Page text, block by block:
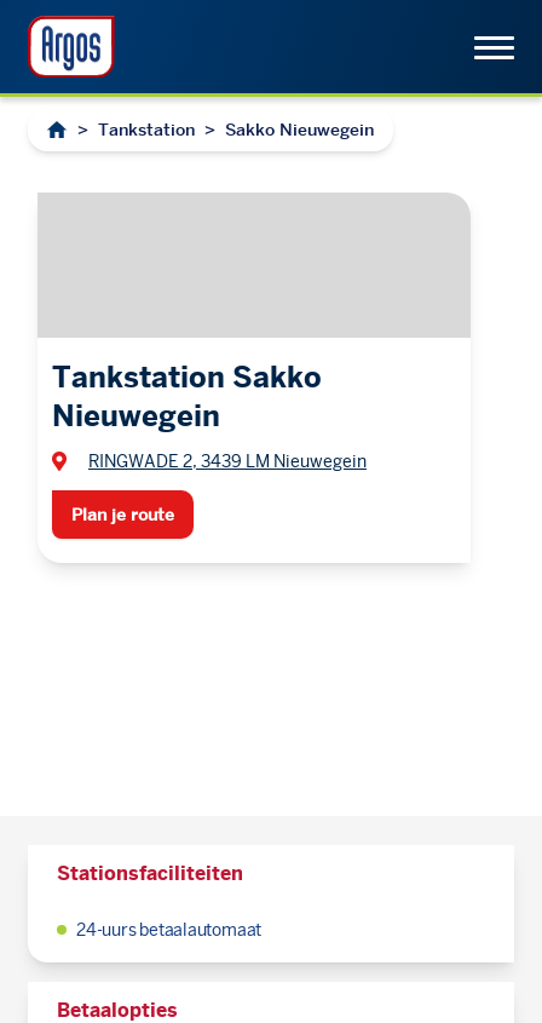
> Tankstation > Sakko Nieuwegein
Tankstation Sakko
Nieuwegein
RINGWADE 2, 3439 LM Nieuwegein
Plan je route
Stationsfaciliteiten
24-uurs betaalautomaat
Betaalopties